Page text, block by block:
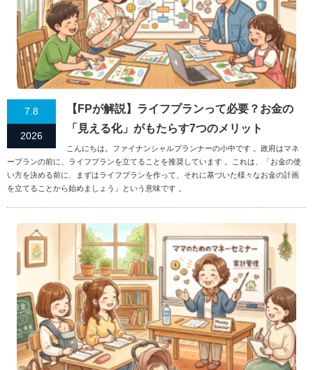
7.8
2026
【FPが解説】ライフプランって必要？お金の
「見える化」がもたらす7つのメリット
こんにちは。ファイナンシャルプランナーの小中です 。政府はマネ
ープランの前に、ライフプランを立てることを推奨しています 。これは、「お金の使
い方を決める前に、まずはライフプランを作って、それに基づいた様々なお金の計画
を立てることから始めましょう」という意味です 。